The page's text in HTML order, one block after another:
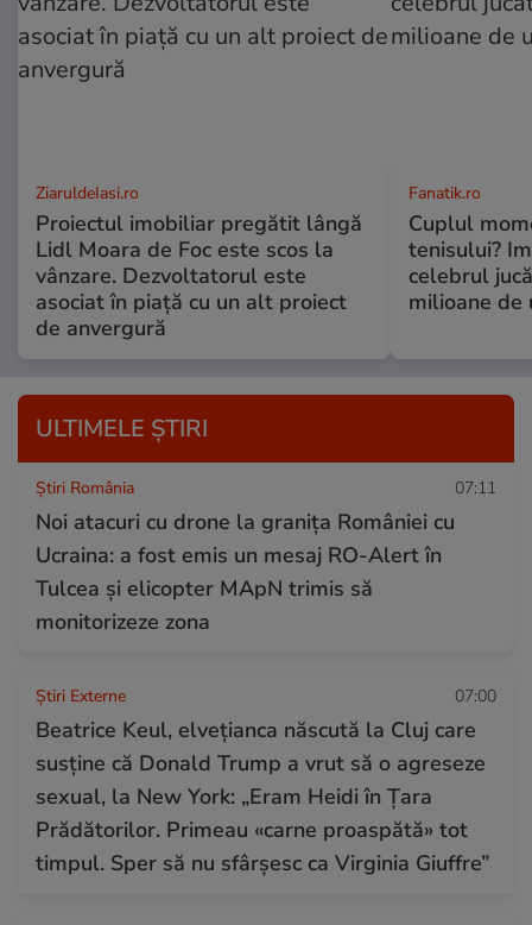
ZiaruldeIasi.ro
Proiectul imobiliar pregătit lângă
Lidl Moara de Foc este scos la
vânzare. Dezvoltatorul este
asociat în piață cu un alt proiect
de anvergură
Fanatik.ro
Cuplul
tenisului?
celebrul
milioane de
ULTIMELE ȘTIRI
Știri România 07:11
Noi atacuri cu drone la granița României cu
Ucraina: a fost emis un mesaj RO-Alert în
Tulcea și elicopter MApN trimis să
monitorizeze zona
Știri Externe 07:00
Beatrice Keul, elvețianca născută la Cluj care
susține că Donald Trump a vrut să o agreseze
sexual, la New York: „Eram Heidi în Țara
Prădătorilor. Primeau «carne proaspătă» tot
timpul. Sper să nu sfârșesc ca Virginia Giuffre”